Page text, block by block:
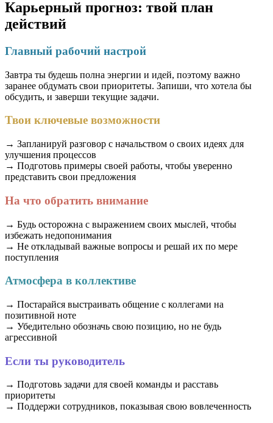
Карьерный прогноз: твой план
действий
Главный рабочий настрой
Завтра ты будешь полна энергии и идей, поэтому важно
заранее обдумать свои приоритеты. Запиши, что хотела бы
обсудить, и заверши текущие задачи.
Твои ключевые возможности
→ Запланируй разговор с начальством о своих идеях для
улучшения процессов
→ Подготовь примеры своей работы, чтобы уверенно
представить свои предложения
На что обратить внимание
→ Будь осторожна с выражением своих мыслей, чтобы
избежать недопонимания
→ Не откладывай важные вопросы и решай их по мере
поступления
Атмосфера в коллективе
→ Постарайся выстраивать общение с коллегами на
позитивной ноте
→ Убедительно обозначь свою позицию, но не будь
агрессивной
Если ты руководитель
→ Подготовь задачи для своей команды и расставь
приоритеты
→ Поддержи сотрудников, показывая свою вовлеченность